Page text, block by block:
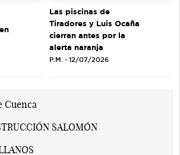
Las piscinas de
Tiradores y Luis Ocaña
cierran antes por la
alerta naranja
P.M. - 12/07/2026